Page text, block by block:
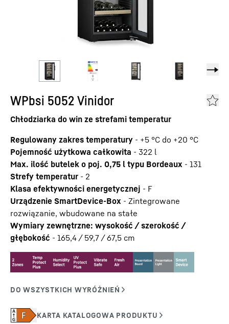
WPbsi 5052 Vinidor
Chłodziarka do win ze strefami temperatur
Regulowany zakres temperatury - +5 °C do +20 °C
Pojemność użytkowa całkowita - 322 l
Max. ilość butelek o poj. 0,75 l typu Bordeaux - 131
Strefy temperatur - 2
Klasa efektywności energetycznej - F
Urządzenie SmartDevice-Box - Zintegrowane
rozwiązanie, wbudowane na stałe
Wymiary zewnętrzne: wysokość / szerokość /
głębokość - 165,4 / 59,7 / 67,5 cm